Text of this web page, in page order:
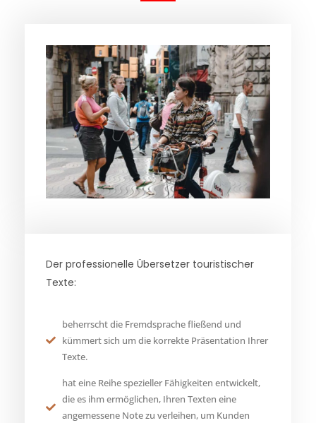
Der professionelle Übersetzer touristischer
Texte:
beherrscht die Fremdsprache fließend und
kümmert sich um die korrekte Präsentation Ihrer
Texte.
hat eine Reihe spezieller Fähigkeiten entwickelt,
die es ihm ermöglichen, Ihren Texten eine
angemessene Note zu verleihen, um Kunden